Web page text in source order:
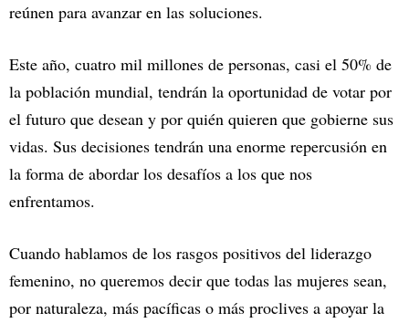
reúnen para avanzar en las soluciones.
Este año, cuatro mil millones de personas, casi el 50% de
la población mundial, tendrán la oportunidad de votar por
el futuro que desean y por quién quieren que gobierne sus
vidas. Sus decisiones tendrán una enorme repercusión en
la forma de abordar los desafíos a los que nos
enfrentamos.
Cuando hablamos de los rasgos positivos del liderazgo
femenino, no queremos decir que todas las mujeres sean,
por naturaleza, más pacíficas o más proclives a apoyar la